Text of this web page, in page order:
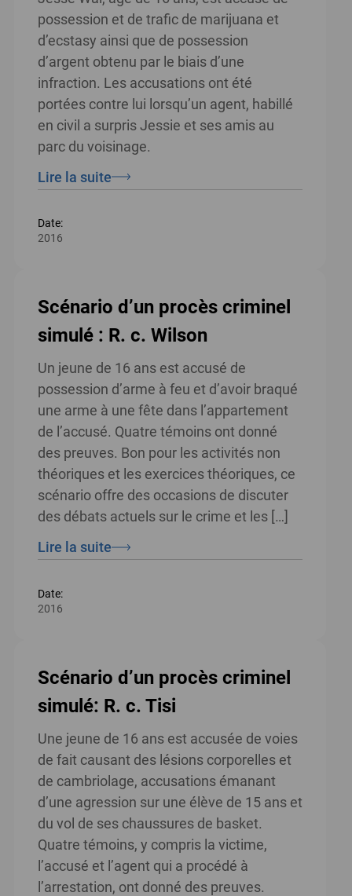
possession et de trafic de marijuana et
d’ecstasy ainsi que de possession
d’argent obtenu par le biais d’une
infraction. Les accusations ont été
portées contre lui lorsqu’un agent, habillé
en civil a surpris Jessie et ses amis au
parc du voisinage.
Lire la suite
Date:
2016
Scénario d’un procès criminel
simulé : R. c. Wilson
Un jeune de 16 ans est accusé de
possession d’arme à feu et d’avoir braqué
une arme à une fête dans l’appartement
de l’accusé. Quatre témoins ont donné
des preuves. Bon pour les activités non
théoriques et les exercices théoriques, ce
scénario offre des occasions de discuter
des débats actuels sur le crime et les […]
Lire la suite
Date:
2016
Scénario d’un procès criminel
simulé: R. c. Tisi
Une jeune de 16 ans est accusée de voies
de fait causant des lésions corporelles et
de cambriolage, accusations émanant
d’une agression sur une élève de 15 ans et
du vol de ses chaussures de basket.
Quatre témoins, y compris la victime,
l’accusé et l’agent qui a procédé à
l’arrestation, ont donné des preuves.